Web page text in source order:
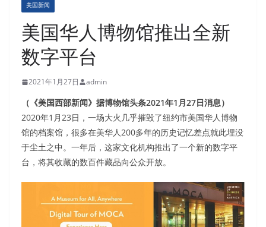
美国新闻
美国华人博物馆推出全新
数字平台
2021年1月27日 admin
（《美国西部新闻》据博物馆头条2021年1月27日消息）
2020年1月23日，一场大火几乎摧毁了纽约市美国华人博物
馆的档案馆，很多在美华人200多年的历史记忆差点就此埋没
于尘土之中。一年后，这家文化机构推出了一个新的数字平
台，将其收藏的数百件藏品向公众开放。